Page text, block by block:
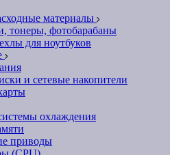
материалы
тонеры, фотобарабаны
для ноутбуков
и сетевые накопители
охлаждения
приводы